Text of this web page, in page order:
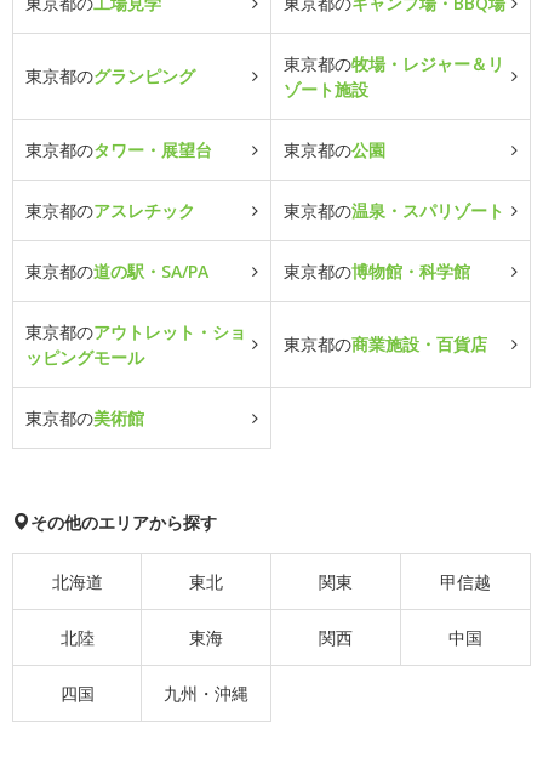
東京都のグランピング
東京都の牧場・レジャー＆リ
ゾート施設
東京都のタワー・展望台 東京都の公園
東京都のアスレチック 東京都の温泉・スパリゾート
東京都の道の駅・SA/PA 東京都の博物館・科学館
東京都のアウトレット・ショ
ッピングモール
東京都の商業施設・百貨店
東京都の美術館
その他のエリアから探す
北海道 東北 関東 甲信越
北陸 東海 関西 中国
四国 九州・沖縄